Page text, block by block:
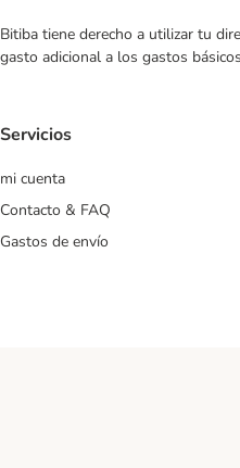
Bitiba tiene derecho a utilizar tu
gasto adicional a los gastos
Servicios
mi cuenta
Contacto & FAQ
Gastos de envío